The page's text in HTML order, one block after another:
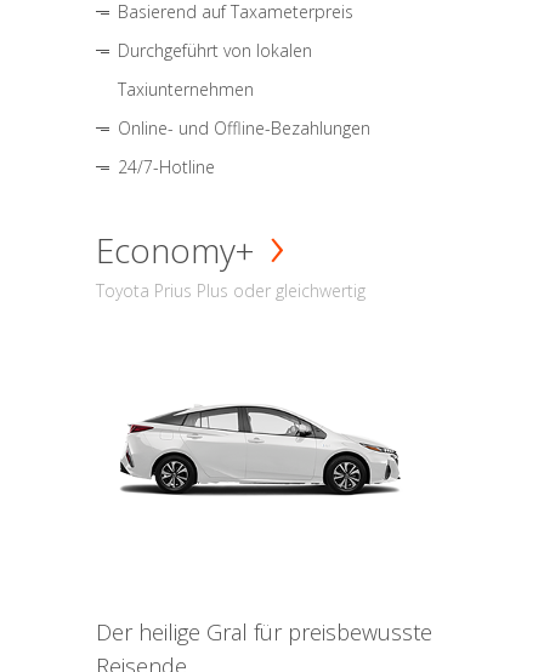
Basierend auf Taxameterpreis
Durchgeführt von lokalen
Taxiunternehmen
Online- und Offline-Bezahlungen
24/7-Hotline
Economy+
Toyota Prius Plus oder gleichwertig
Der heilige Gral für preisbewusste
Reisende